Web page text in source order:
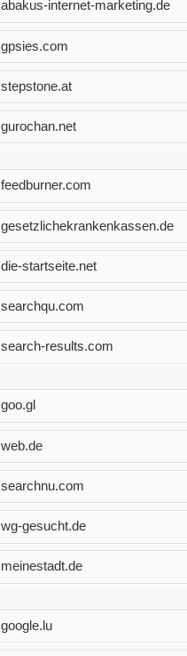
abakus-internet-marketing.de
gpsies.com
stepstone.at
gurochan.net
feedburner.com
gesetzlichekrankenkassen.de
die-startseite.net
searchqu.com
search-results.com
goo.gl
web.de
searchnu.com
wg-gesucht.de
meinestadt.de
google.lu